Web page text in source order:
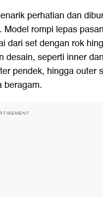
perhatian dan
rompi lepas
dari set dengan rok
desain, seperti inner
pendek, hingga outer
beragam.